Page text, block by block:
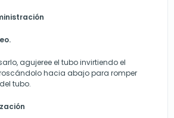
agujeree el tubo invirtiendo el
hacia abajo para romper
tubo.